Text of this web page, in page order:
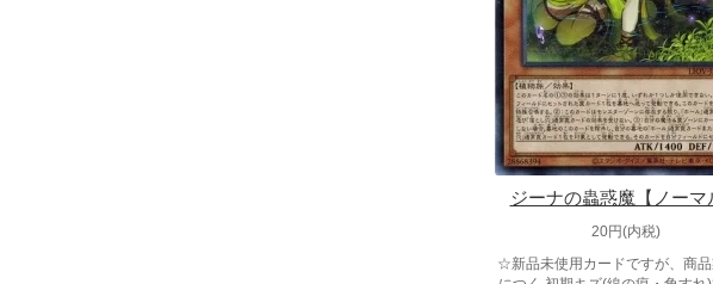
ジーナの蟲惑魔【ノーマ
20円(内税)
☆新品未使用カードですが、商